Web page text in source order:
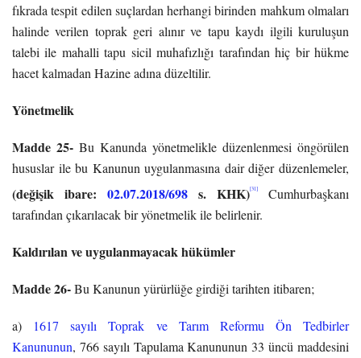
fıkrada tespit edilen suçlardan herhangi birinden mahkum olmaları
halinde verilen toprak geri alınır ve tapu kaydı ilgili kuruluşun
talebi ile mahalli tapu sicil muhafızlığı tarafından hiç bir hükme
hacet kalmadan Hazine adına düzeltilir.
Yönetmelik
Madde 25- Bu Kanunda yönetmelikle düzenlenmesi öngörülen
hususlar ile bu Kanunun uygulanmasına dair diğer düzenlemeler,
(değişik ibare: 02.07.2018/698 s. KHK)[31]
Cumhurbaşkanı
tarafından çıkarılacak bir yönetmelik ile belirlenir.
Kaldırılan ve uygulanmayacak hükümler
Madde 26-Bu Kanunun yürürlüğe girdiği tarihten itibaren;
a) 1617 sayılı Toprak ve Tarım Reformu Ön Tedbirler
Kanununun, 766 sayılı Tapulama Kanununun 33 üncü maddesini